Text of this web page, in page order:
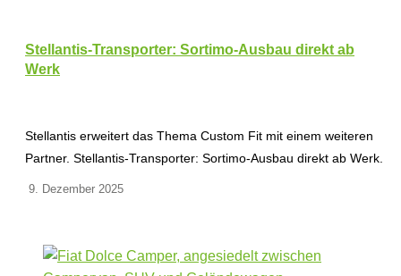
Stellantis-Transporter: Sortimo-Ausbau direkt ab
Werk
Stellantis erweitert das Thema Custom Fit mit einem weiteren
Partner. Stellantis-Transporter: Sortimo-Ausbau direkt ab Werk.
9. Dezember 2025